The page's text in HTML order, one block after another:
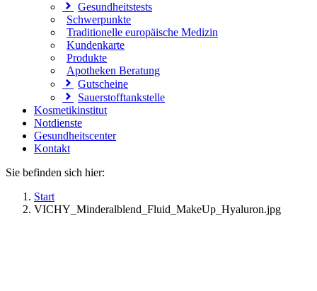
Gesundheitstests
Schwerpunkte
Traditionelle europäische Medizin
Kundenkarte
Produkte
Apotheken Beratung
Gutscheine
Sauerstofftankstelle
Kosmetikinstitut
Notdienste
Gesundheitscenter
Kontakt
Sie befinden sich hier:
Start
VICHY_Minderalblend_Fluid_MakeUp_Hyaluron.jpg